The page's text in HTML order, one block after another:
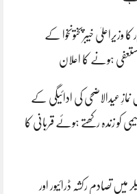
کا وزیراعلیٰ خیبرپختونخوا کے
ہونے کا اعلان
نمازِ عیدالاضحی کی ادائیگی کے
کو زندہ رکھتے ہوئے قربانی کا
میں تصادم رکشہ ڈرائیور اور